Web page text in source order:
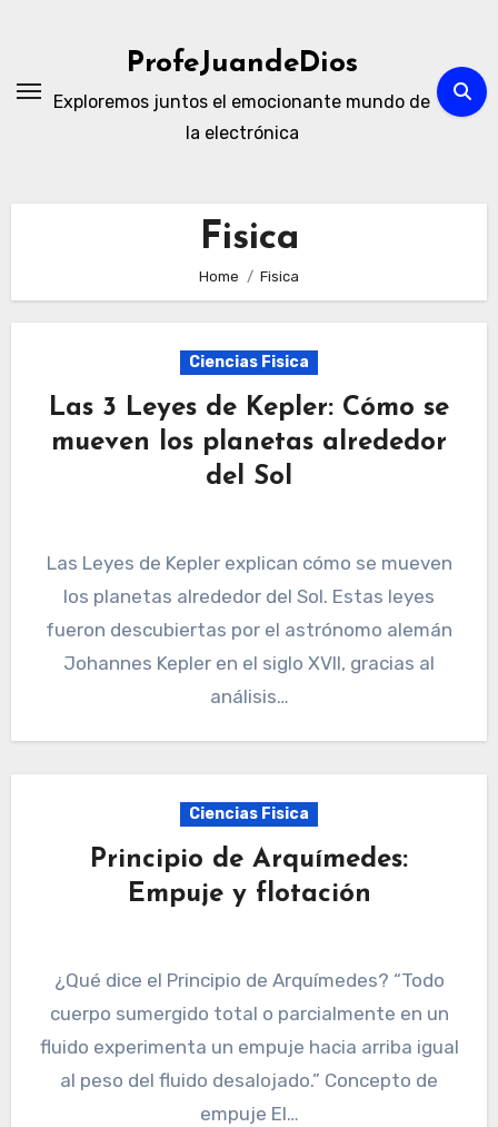
ProfeJuandeDios
Exploremos juntos el emocionante mundo de
la electrónica
Fisica
Home Fisica
Ciencias Fisica
Las 3 Leyes de Kepler: Cómo se
mueven los planetas alrededor
del Sol
Las Leyes de Kepler explican cómo se mueven
los planetas alrededor del Sol. Estas leyes
fueron descubiertas por el astrónomo alemán
Johannes Kepler en el siglo XVII, gracias al
análisis…
Ciencias Fisica
Principio de Arquímedes:
Empuje y flotación
¿Qué dice el Principio de Arquímedes? “Todo
cuerpo sumergido total o parcialmente en un
fluido experimenta un empuje hacia arriba igual
al peso del fluido desalojado.” Concepto de
empuje El…